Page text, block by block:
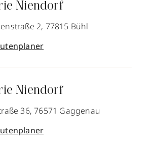
Niendorf
2, 77815 Bühl
Niendorf
36, 76571 Gaggenau